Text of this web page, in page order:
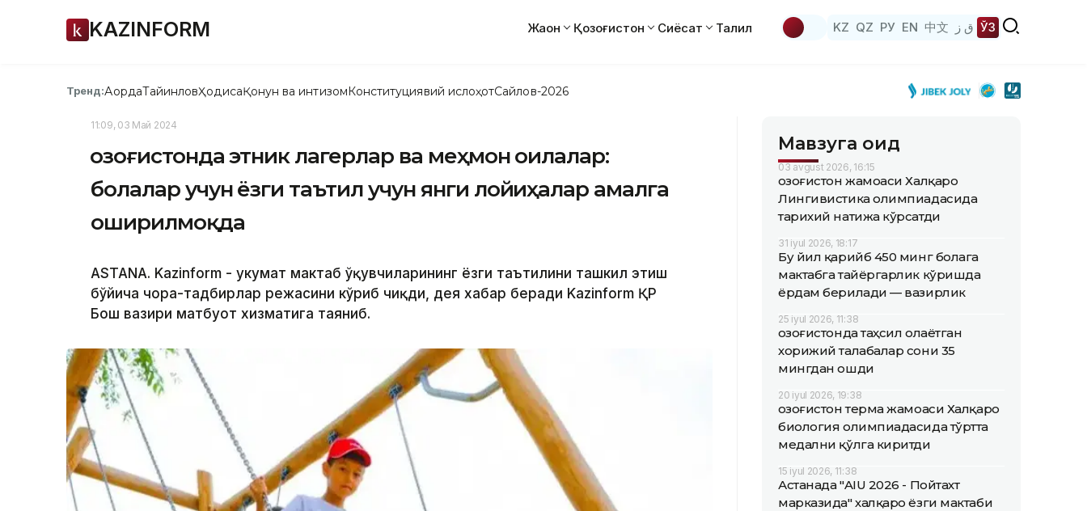
KAZINFORM Жаҳон Қозоғистон Сиёсат Таҳлил KZ QZ РУ EN 中文 ق ز ЎЗ
Тренд:АқордаТайинловҲодисаҚонун ва интизомКонституциявий ислоҳотСайлов-2026
11:09, 03 Май 2024
Қозоғистонда этник лагерлар ва меҳмон оилалар:
болалар учун ёзги таътил учун янги лойиҳалар амалга
оширилмоқда
ASTANA. Kazinform - Ҳукумат мактаб ўқувчиларининг ёзги таътилини ташкил этиш
бўйича чора-тадбирлар режасини кўриб чиқди, дея хабар беради Kazinform ҚР
Бош вазири матбуот хизматига таяниб.
Мавзуга оид
03 avgust 2026, 16:15
Қозоғистон жамоаси Халқаро
Лингивистика олимпиадасида
тарихий натижа кўрсатди
31 iyul 2026, 18:17
Бу йил қарийб 450 минг болага
мактабга тайёргарлик кўришда
ёрдам берилади — вазирлик
25 iyul 2026, 11:38
Қозоғистонда таҳсил олаётган
хорижий талабалар сони 35
мингдан ошди
20 iyul 2026, 19:38
Қозоғистон терма жамоаси Халқаро
биология олимпиадасида тўртта
медални қўлга киритди
15 iyul 2026, 11:38
Астанада "AIU 2026 - Пойтахт
марказида" халқаро ёзги мактаби